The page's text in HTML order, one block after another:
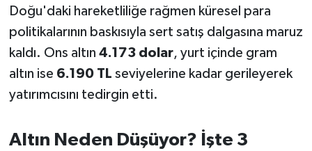
Doğu'daki hareketliliğe rağmen küresel para
politikalarının baskısıyla sert satış dalgasına maruz
kaldı. Ons altın 4.173 dolar, yurt içinde gram
altın ise 6.190 TL seviyelerine kadar gerileyerek
yatırımcısını tedirgin etti.
Altın Neden Düşüyor? İşte 3
Manyas
OTOMOTİV
Resmi İlanlar